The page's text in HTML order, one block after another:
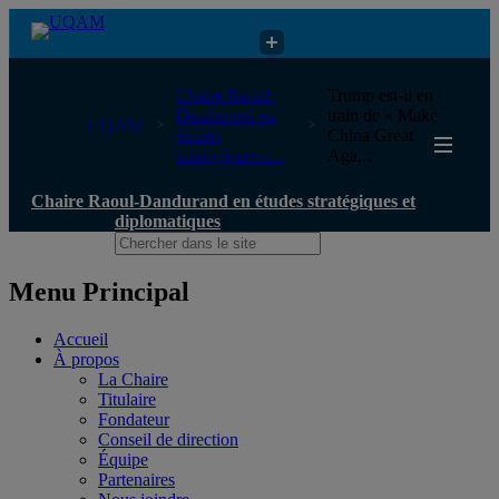
Chaire Raoul-Dandurand en études stratégiques et diplomatiques
UQAM
Chaire Raoul-
Dandurand en
études
stratégiques e...
Trump est-il en
train de « Make
China Great
Aga...
Chaire Raoul-Dandurand en études stratégiques et
diplomatiques
Menu Principal
Accueil
À propos
La Chaire
Titulaire
Fondateur
Conseil de direction
Équipe
Partenaires